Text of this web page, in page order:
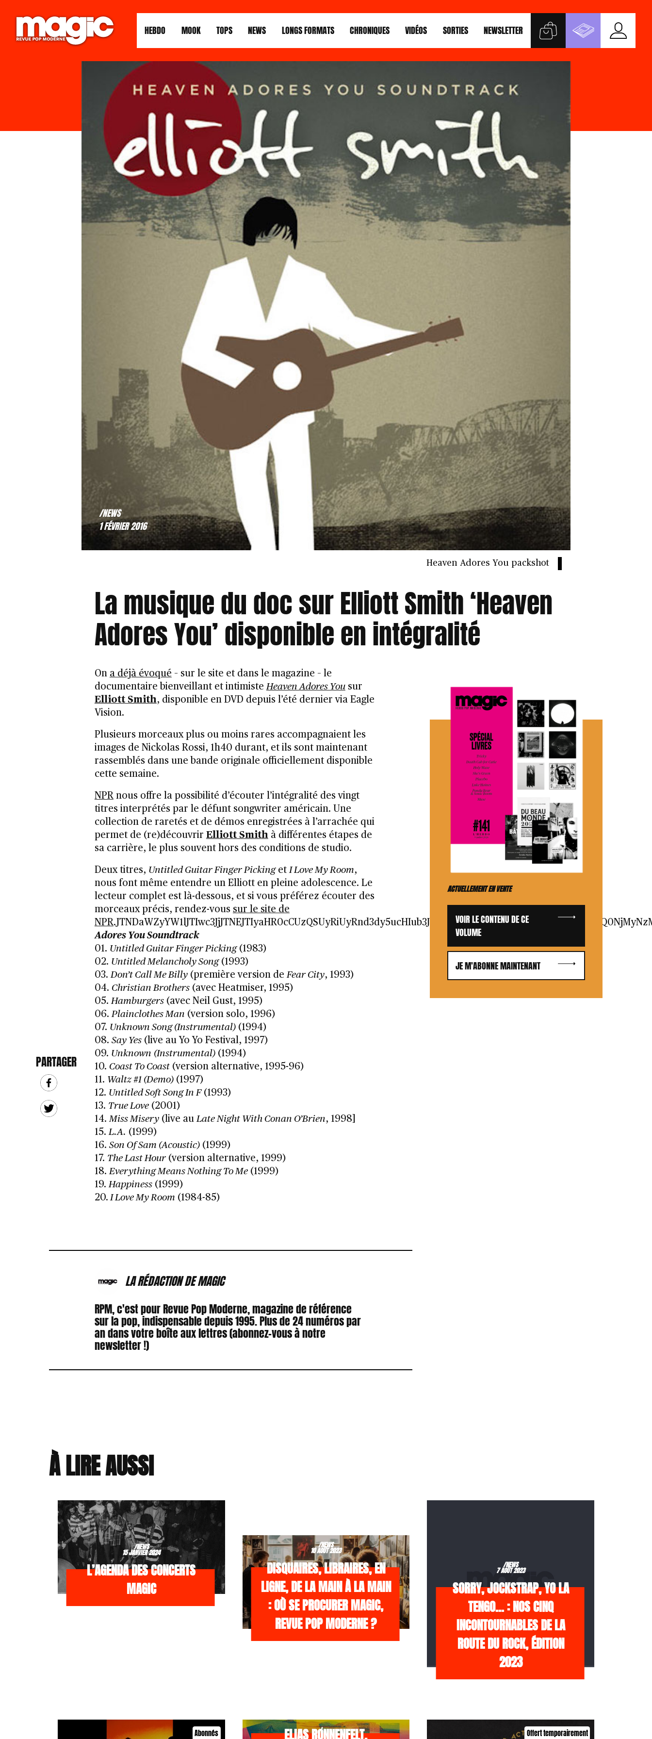
HEBDO MOOK TOPS NEWS LONGS FORMATS CHRONIQUES VIDÉOS SORTIES NEWSLETTER
/NEWS
1 FÉVRIER 2016
Heaven Adores You packshot
La musique du doc sur Elliott Smith ‘Heaven
Adores You’ disponible en intégralité
PARTAGER
On a déjà évoqué – sur le site et dans le magazine – le
documentaire bienveillant et intimiste Heaven Adores Yousur
Elliott Smith, disponible en DVD depuis l’été dernier via Eagle
Vision.
Plusieurs morceaux plus ou moins rares accompagnaient les
images de Nickolas Rossi, 1h40 durant, et ils sont maintenant
rassemblés dans une bande originale officiellement disponible
cette semaine.
NPR nous offre la possibilité d’écouter l’intégralité des vingt
titres interprétés par le défunt songwriter américain. Une
collection de raretés et de démos enregistrées à l’arrachée qui
permet de (re)découvrir Elliott Smith à différentes étapes de
sa carrière, le plus souvent hors des conditions de studio.
Deux titres, Untitled Guitar Finger Pickinget I Love My Room,
nous font même entendre un Elliott en pleine adolescence. Le
lecteur complet est là-dessous, et si vous préférez écouter des
morceaux précis, rendez-vous sur le site de
NPR
Adores You Soundtrack
01. Untitled Guitar Finger Picking(1983)
02. Untitled Melancholy Song(1993)
03. Don’t Call Me Billy(première version de Fear City, 1993)
04. Christian Brothers(avec Heatmiser, 1995)
05. Hamburgers(avec Neil Gust, 1995)
06. Plainclothes Man (version solo, 1996)
07. Unknown Song (Instrumental)(1994)
08. Say Yes(live au Yo Yo Festival, 1997)
09. Unknown (Instrumental)(1994)
10. Coast To Coast(version alternative, 1995-96)
11. Waltz #1 (Demo)(1997)
12. Untitled Soft Song In F(1993)
13. True Love(2001)
14. Miss Misery(live au Late Night With Conan O’Brien, 1998]
15. L.A. (1999)
16. Son Of Sam (Acoustic)(1999)
17. The Last Hour(version alternative, 1999)
18. Everything Means Nothing To Me(1999)
19. Happiness(1999)
20. I Love My Room (1984-85)
LA RÉDACTION DE MAGIC
RPM, c'est pour Revue Pop Moderne, magazine de référence
sur la pop, indispensable depuis 1995. Plus de 24 numéros par
an dans votre boîte aux lettres (abonnez-vous à notre
newsletter !)
ACTUELLEMENT EN VENTE
VOIR LE CONTENU DE CE
VOLUME
JE M'ABONNE MAINTENANT
À LIRE AUSSI
/NEWS
15 JANVIER 2024
L’AGENDA DES CONCERTS
MAGIC
/NEWS
10 AOÛT 2023
DISQUAIRES, LIBRAIRES, EN
LIGNE, DE LA MAIN À LA MAIN
: OÙ SE PROCURER MAGIC,
REVUE POP MODERNE ?
/NEWS
7 AOÛT 2023
SORRY, JOCKSTRAP, YO LA
TENGO… : NOS CINQ
INCONTOURNABLES DE LA
ROUTE DU ROCK, ÉDITION
2023
Abonnés ELIAS RØNNENFELT, Offert temporairement